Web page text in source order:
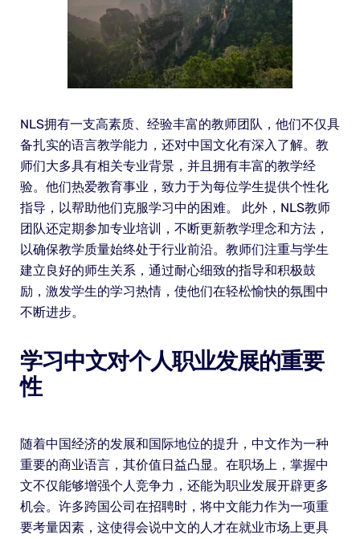
NLS拥有一支高素质、经验丰富的教师团队，他们不仅具
备扎实的语言教学能力，还对中国文化有深入了解。教
师们大多具有相关专业背景，并且拥有丰富的教学经
验。他们热爱教育事业，致力于为每位学生提供个性化
指导，以帮助他们克服学习中的困难。 此外，NLS教师
团队还定期参加专业培训，不断更新教学理念和方法，
以确保教学质量始终处于行业前沿。教师们注重与学生
建立良好的师生关系，通过耐心细致的指导和积极鼓
励，激发学生的学习热情，使他们在轻松愉快的氛围中
不断进步。
学习中文对个人职业发展的重要
性
随着中国经济的发展和国际地位的提升，中文作为一种
重要的商业语言，其价值日益凸显。在职场上，掌握中
文不仅能够增强个人竞争力，还能为职业发展开辟更多
机会。许多跨国公司在招聘时，将中文能力作为一项重
要考量因素，这使得会说中文的人才在就业市场上更具